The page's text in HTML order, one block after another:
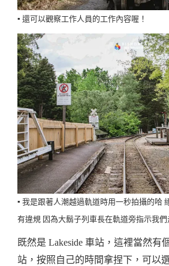
▪️ 還可以觀察工作人員的工作內容喔！
▪️ 我是跟著人潮越過軌道時用一秒拍攝的哈
有違規 因為大鬍子列車長在軌道旁指示我
既然是 Lakeside 車站，這裡當然有
站，按照自己的時間拿捏下，可以